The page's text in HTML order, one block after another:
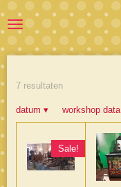
direct
naar
7 resultaten
datum ▾ workshop data
Sale!